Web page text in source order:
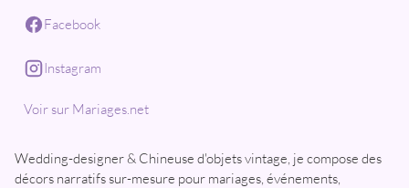
Facebook
Instagram
Voir sur Mariages.net
Wedding-designer & Chineuse d'objets vintage, je compose des
décors narratifs sur-mesure pour mariages, événements,